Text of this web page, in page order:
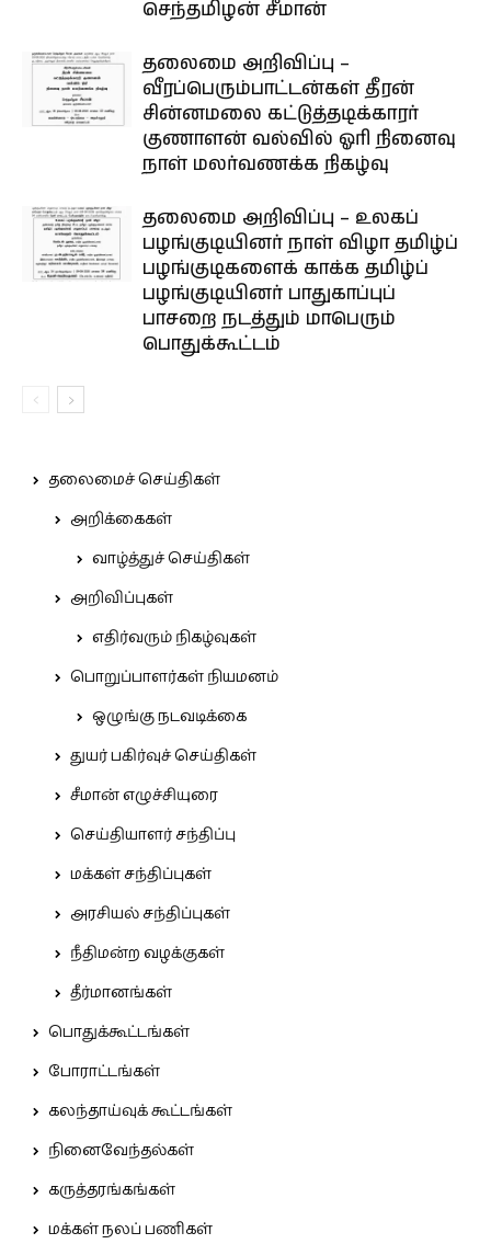
செந்தமிழன் சீமான்
தலைமை அறிவிப்பு –
வீரப்பெரும்பாட்டன்கள் தீரன்
சின்னமலை கட்டுத்தடிக்காரர்
குணாளன் வல்வில் ஓரி நினைவு
நாள் மலர்வணக்க நிகழ்வு
தலைமை அறிவிப்பு – உலகப்
பழங்குடியினர் நாள் விழா தமிழ்ப்
பழங்குடிகளைக் காக்க தமிழ்ப்
பழங்குடியினர் பாதுகாப்புப்
பாசறை நடத்தும் மாபெரும்
பொதுக்கூட்டம்
தலைமைச் செய்திகள்
அறிக்கைகள்
வாழ்த்துச் செய்திகள்
அறிவிப்புகள்
எதிர்வரும் நிகழ்வுகள்
பொறுப்பாளர்கள் நியமனம்
ஒழுங்கு நடவடிக்கை
துயர் பகிர்வுச் செய்திகள்
சீமான் எழுச்சியுரை
செய்தியாளர் சந்திப்பு
மக்கள் சந்திப்புகள்
அரசியல் சந்திப்புகள்
நீதிமன்ற வழக்குகள்
தீர்மானங்கள்
பொதுக்கூட்டங்கள்
போராட்டங்கள்
கலந்தாய்வுக் கூட்டங்கள்
நினைவேந்தல்கள்
கருத்தரங்கங்கள்
மக்கள் நலப் பணிகள்